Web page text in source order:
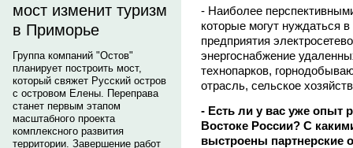
мост изменит туризм
в Приморье
Группа компаний "Остов"
планирует построить мост,
который свяжет Русский остров
с островом Елены. Переправа
станет первым этапом
масштабного проекта
комплексного развития
территории. Завершение работ
- Наиболее
которые могут нуждаться
предприятия
энергоснабжение
технопарков,
отрасль, сельское
- Есть ли у вас уже опыт
Востоке России? С
выстроены партнерские